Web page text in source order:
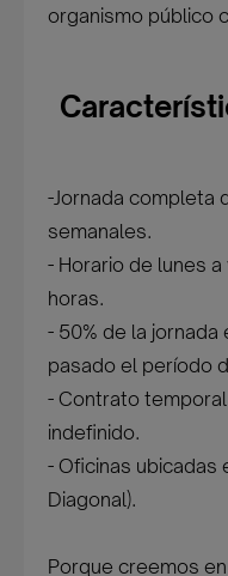
organismo público
-Jornada completa
semanales.
- Horario de lunes
horas.
- 50% de la
pasado el período
- Contrato
indefinido.
- Oficinas ubicadas
Diagonal).
Porque creemos